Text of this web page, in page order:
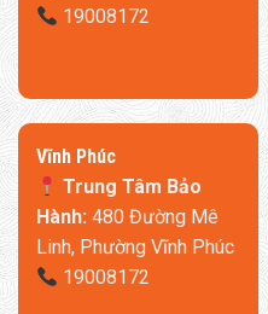
19008172
​Vĩnh Phúc
Trung Tâm Bảo
Hành:480 Đường Mê
Linh, Phường Vĩnh Phúc
19008172